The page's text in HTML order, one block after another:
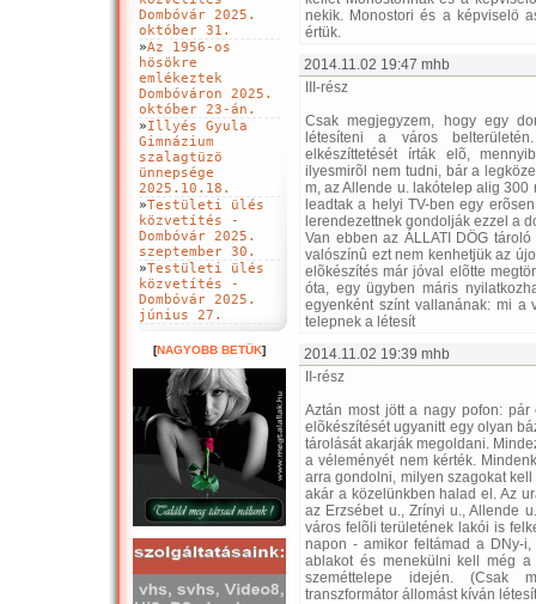
nekik. Monostori és a képviselö
értük.
2014.11.02 19:47 mhb
III-rész
Csak megjegyzem, hogy egy
létesíteni a város
elkészíttetését írták elõ,
ilyesmirõl nem tudni, bár a
m, az Allende u. lakótelep alig
leadtak a helyi TV-ben egy
lerendezettnek gondolják ezzel a
Van ebben az ÁLLATI DÖG
valószínû ezt nem kenhetjük az
elõkészítés már jóval elõtte
óta, egy ügyben máris
egyenként színt vallanának: mi a
telepnek a létesít
2014.11.02 19:39 mhb
II-rész
Aztán most jött a nagy pofon:
elõkészítését ugyanitt egy olyan
tárolását akarják megoldani.
a véleményét nem kérték.
arra gondolni, milyen szagokat
akár a közelünkben halad el. Az
az Erzsébet u., Zrínyi u., Allende
város felõli területének lakói is
napon - amikor feltámad a DNy-
ablakot és menekülni kell még
szeméttelepe idején. (Csak
transzformátor állomást kíván
Dombóvár 2025.
október 31.
»Az 1956-os
hösökre
emlékeztek
Dombóváron 2025.
október 23-án.
»Illyés Gyula
Gimnázium
szalagtüzö
ünnepsége
2025.10.18.
»Testületi ülés
közvetítés -
Dombóvár 2025.
szeptember 30.
»Testületi ülés
közvetítés -
Dombóvár 2025.
június 27.
[NAGYOBB BETÜK]